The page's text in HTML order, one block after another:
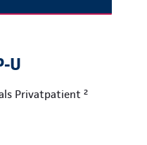
U
Privatpatient ²